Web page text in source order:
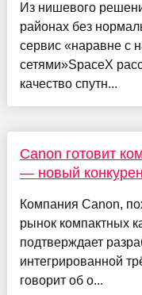
Из нишевого
районах без
сервис «наравне с
сетями»SpaceX
качество спутн...
Canon готовит
— новый
Компания Canon,
рынок компактных
подтверждает
интегрированной
говорит об о...